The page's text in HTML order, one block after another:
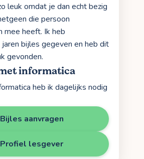
leuk omdat je dan echt bezig
die persoon
mee heeft. Ik heb
bijles gegeven en heb dit
gevonden.
informatica
heb ik dagelijks nodig
Bijles aanvragen
Profiel lesgever